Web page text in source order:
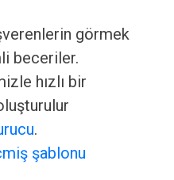
görmek
beceriler.
hızlı bir
.
şablonu